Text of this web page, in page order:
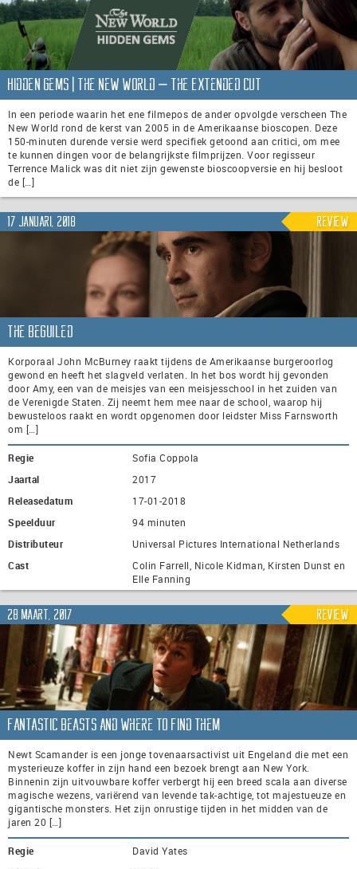
Hidden Gems | The New World – The Extended Cut
In een periode waarin het ene filmepos de ander opvolgde verscheen The
New World rond de kerst van 2005 in de Amerikaanse bioscopen. Deze
150-minuten durende versie werd specifiek getoond aan critici, om mee
te kunnen dingen voor de belangrijkste filmprijzen. Voor regisseur
Terrence Malick was dit niet zijn gewenste bioscoopversie en hij besloot
de […]
17 januari, 2018 Review
The Beguiled
Korporaal John McBurney raakt tijdens de Amerikaanse burgeroorlog
gewond en heeft het slagveld verlaten. In het bos wordt hij gevonden
door Amy, een van de meisjes van een meisjesschool in het zuiden van
de Verenigde Staten. Zij neemt hem mee naar de school, waarop hij
bewusteloos raakt en wordt opgenomen door leidster Miss Farnsworth
om […]
Regie
Sofia Coppola
Jaartal
2017
Releasedatum
17-01-2018
Speelduur
94 minuten
Distributeur
Universal Pictures International Netherlands
Cast
Colin Farrell, Nicole Kidman, Kirsten Dunst en
Elle Fanning
28 maart, 2017 Review
Fantastic Beasts and Where to Find Them
Newt Scamander is een jonge tovenaarsactivist uit Engeland die met een
mysterieuze koffer in zijn hand een bezoek brengt aan New York.
Binnenin zijn uitvouwbare koffer verbergt hij een breed scala aan diverse
magische wezens, variërend van levende tak-achtige, tot majestueuze en
gigantische monsters. Het zijn onrustige tijden in het midden van de
jaren 20 […]
Regie
David Yates